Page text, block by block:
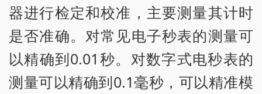
器进行检定和校准，主要测量其计时
是否准确。对常见电子秒表的测量可
以精确到0.01秒。对数字式电秒表的
测量可以精确到0.1毫秒，可以精准模